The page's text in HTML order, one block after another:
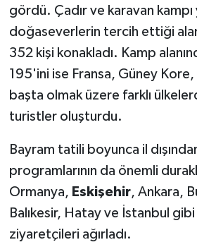
gördü. Çadır ve karavan
doğaseverlerin tercih ettiği
352 kişi konakladı. Kamp
195'ini ise Fransa, Güney
başta olmak üzere farklı
turistler oluşturdu.
Bayram tatili boyunca il
programlarının da önemli
Ormanya, Eskişehir, Ankara,
Balıkesir, Hatay ve İstanbul
ziyaretçileri ağırladı.